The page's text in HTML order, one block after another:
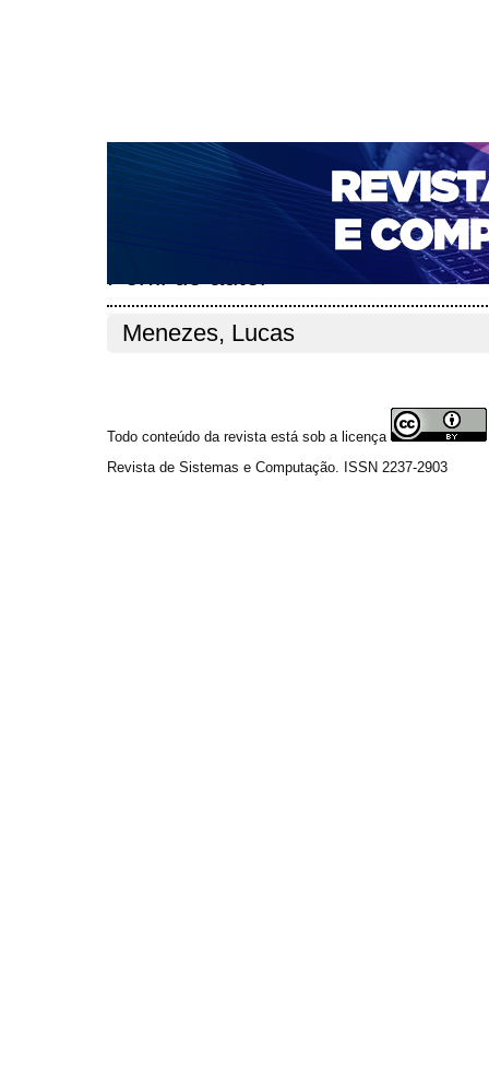
CAPA SOBRE ACESSO CADASTRO
NOTÍCIAS
PORTAL DE REVISTAS DA UNIFACS
PARA AVALIADORES
NOVA SUBMISSÃO
Menezes, Lucas
Todo conteúdo da revista está sob a licença
Revista de Sistemas e Computação. ISSN 2237-2903